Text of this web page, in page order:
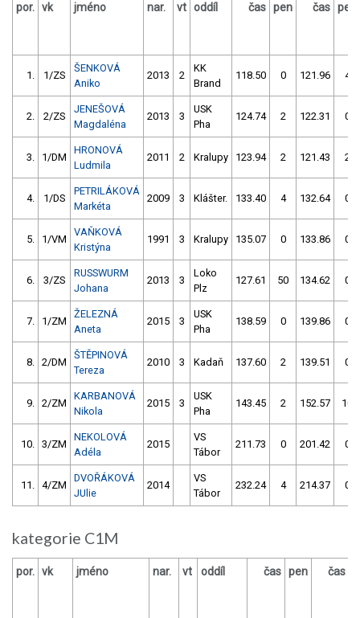
por. vk jméno nar. vt oddíl čas pen čas pen
1. 1/ZS
ŠENKOVÁ
Aniko
2013 2
KK
Brand
118.50 0 121.96 4
2. 2/ZS
JENEŠOVÁ
Magdaléna
2013 3
USK
Pha
124.74 2 122.31 0
3. 1/DM
HRONOVÁ
Ludmila
2011 2 Kralupy 123.94 2 121.43 2
4. 1/DS
PETRILÁKOVÁ
Markéta
2009 3 Klášter. 133.40 4 132.64 0
5. 1/VM
VAŇKOVÁ
Kristýna
1991 3 Kralupy 135.07 0 133.86 0
6. 3/ZS
RUSSWURM
Johana
2013 3
Loko
Plz
127.61 50 134.62 0
7. 1/ZM
ŽELEZNÁ
Aneta
2015 3
USK
Pha
138.59 0 139.86 0
8. 2/DM
ŠTĚPINOVÁ
Tereza
2010 3 Kadaň 137.60 2 139.51 0
9. 2/ZM
KARBANOVÁ
Nikola
2015 3
USK
Pha
143.45 2 152.57 10
10. 3/ZM
NEKOLOVÁ
Adéla
2015
VS
Tábor
211.73 0 201.42 0
11. 4/ZM
DVOŘÁKOVÁ
JUlie
2014
VS
Tábor
232.24 4 214.37 0
kategorie C1M
por. vk jméno nar. vt oddíl čas pen čas